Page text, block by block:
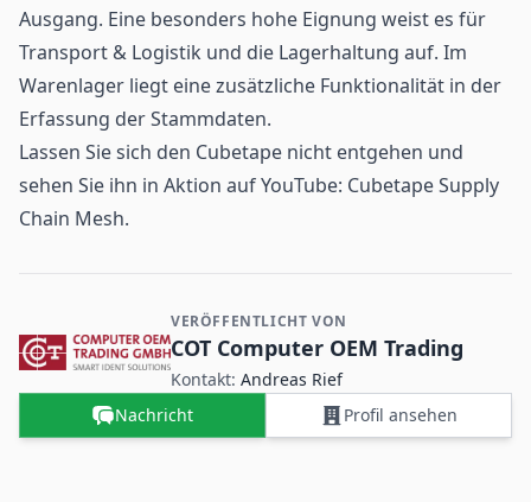
Ausgang. Eine besonders hohe Eignung weist es für
Transport & Logistik und die Lagerhaltung auf. Im
Warenlager liegt eine zusätzliche Funktionalität in der
Erfassung der Stammdaten.
Lassen Sie sich den Cubetape nicht entgehen und
sehen Sie ihn in Aktion auf YouTube: Cubetape Supply
Chain Mesh.
Kontakt- und Firmeninformationen
VERÖFFENTLICHT VON
COT Computer OEM Trading
Kontakt: Andreas Rief
Nachricht
Profil ansehen